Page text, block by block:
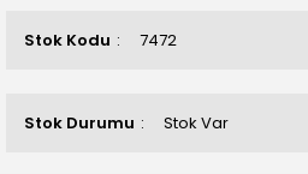
Stok Kodu 7472
Stok Durumu Stok Var